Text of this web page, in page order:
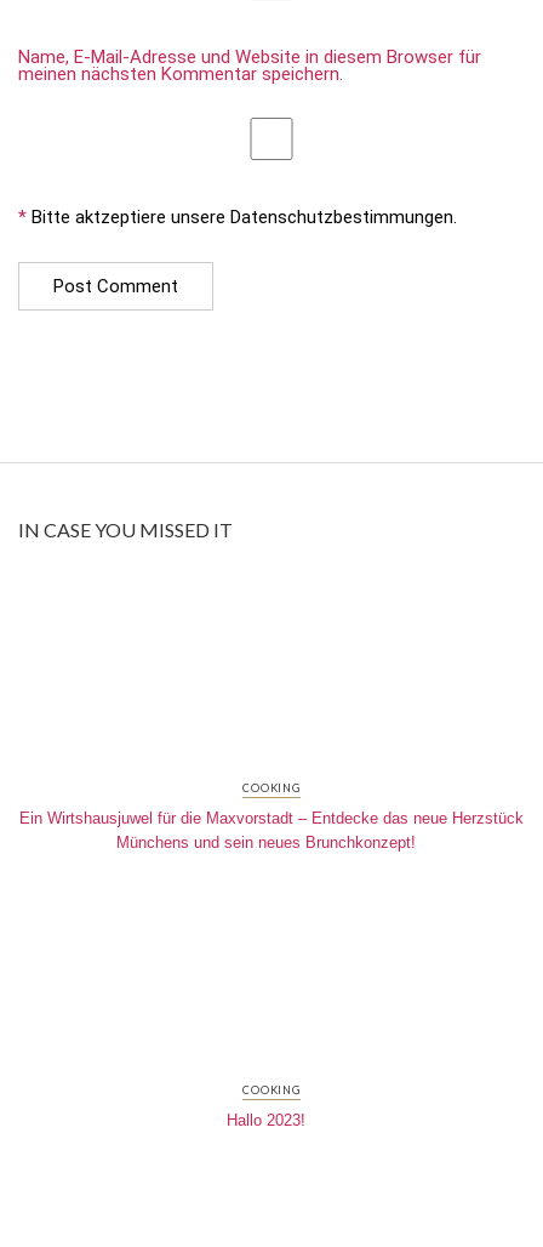
Name, E-Mail-Adresse und Website in diesem Browser für
meinen nächsten Kommentar speichern.
* Bitte aktzeptiere unsere Datenschutzbestimmungen.
IN CASE YOU MISSED IT
COOKING
Ein Wirtshausjuwel für die Maxvorstadt – Entdecke das neue Herzstück
Münchens und sein neues Brunchkonzept!
COOKING
Hallo 2023!